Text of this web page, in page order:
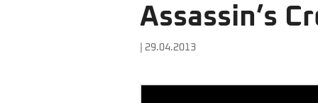
Assassin’s
| 29.04.2013